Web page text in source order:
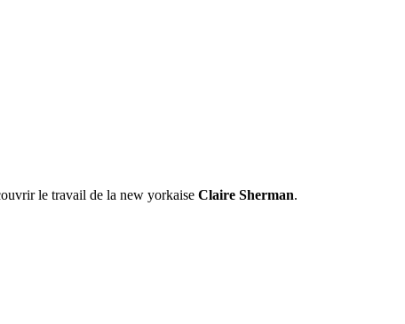
le travail de la new yorkaise Claire Sherman.